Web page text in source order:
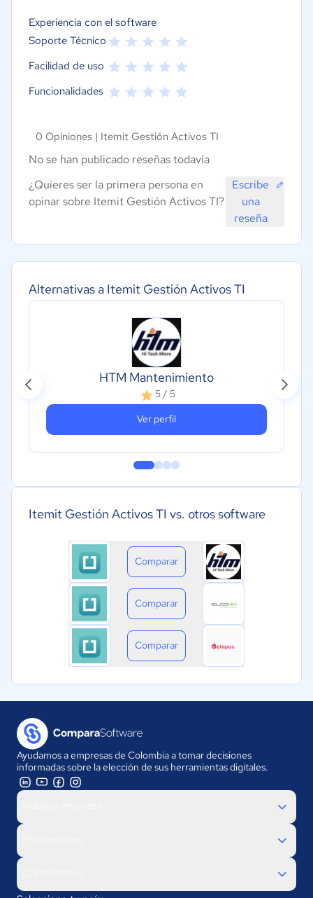
Alternativas a Itemit Gestión Activos TI
HTM Mantenimiento
5 / 5
Ver perfil
Itemit Gestión Activos TI vs. otros software
Comparar
Comparar
Comparar
Experiencia con el software
Soporte Técnico
Facilidad de uso
Funcionalidades
0 Opiniones | Itemit Gestión Activos TI
No se han publicado reseñas todavía
¿Quieres ser la primera persona en
opinar sobre Itemit Gestión Activos TI?
Escribe
una
reseña
Ayudamos a empresas de Colombia a tomar decisiones
informadas sobre la elección de sus herramientas digitales.